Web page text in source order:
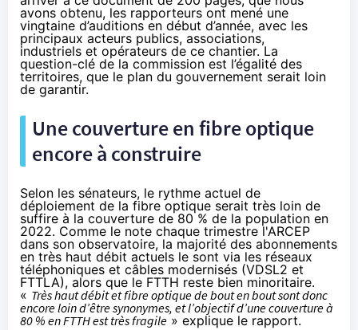
avons obtenu, les rapporteurs ont mené une
vingtaine d’auditions en début d’année, avec les
principaux acteurs publics, associations,
industriels et opérateurs de ce chantier. La
question-clé de la commission est l’égalité des
territoires, que le plan du gouvernement serait loin
de garantir.
Une couverture en fibre optique
encore à construire
Selon les sénateurs, le rythme actuel de
déploiement de la fibre optique serait très loin de
suffire à la couverture de 80 % de la population en
2022. Comme le note chaque trimestre l'ARCEP
dans son observatoire, la majorité des abonnements
en très haut débit actuels le sont via les réseaux
téléphoniques et câbles modernisés (VDSL2 et
FTTLA), alors que le FTTH reste bien minoritaire.
« Très haut débit et fibre optique de bout en bout sont donc
encore loin d’être synonymes, et l’objectif d’une couverture à
80 % en FTTH est très fragile » explique le rapport.